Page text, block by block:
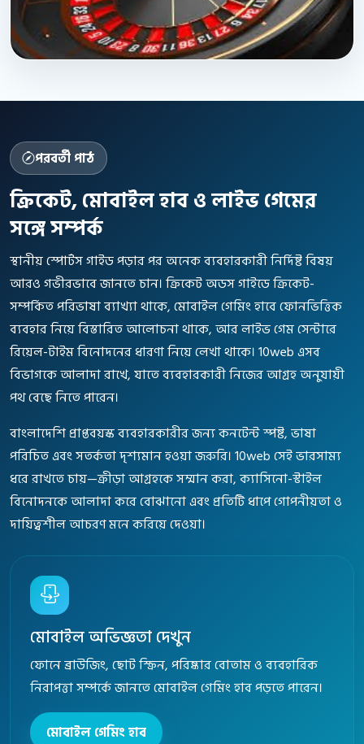
পরবর্তী পাঠ
ক্রিকেট, মোবাইল হাব ও লাইভ গেমের
সঙ্গে সম্পর্ক
স্থানীয় স্পোর্টস গাইড পড়ার পর অনেক ব্যবহারকারী নির্দিষ্ট বিষয়
আরও গভীরভাবে জানতে চান। ক্রিকেট অডস গাইডে ক্রিকেট-
সম্পর্কিত পরিভাষা ব্যাখ্যা থাকে, মোবাইল গেমিং হাবে ফোনভিত্তিক
ব্যবহার নিয়ে বিস্তারিত আলোচনা থাকে, আর লাইভ গেম সেন্টারে
রিয়েল-টাইম বিনোদনের ধারণা নিয়ে লেখা থাকে। 10web এসব
বিভাগকে আলাদা রাখে, যাতে ব্যবহারকারী নিজের আগ্রহ অনুযায়ী
পথ বেছে নিতে পারেন।
বাংলাদেশি প্রাপ্তবয়স্ক ব্যবহারকারীর জন্য কনটেন্ট স্পষ্ট, ভাষা
পরিচিত এবং সতর্কতা দৃশ্যমান হওয়া জরুরি। 10web সেই ভারসাম্য
ধরে রাখতে চায়—ক্রীড়া আগ্রহকে সম্মান করা, ক্যাসিনো-স্টাইল
বিনোদনকে আলাদা করে বোঝানো এবং প্রতিটি ধাপে গোপনীয়তা ও
দায়িত্বশীল আচরণ মনে করিয়ে দেওয়া।
মোবাইল অভিজ্ঞতা দেখুন
ফোনে ব্রাউজিং, ছোট স্ক্রিন, পরিষ্কার বোতাম ও ব্যবহারিক
নিরাপত্তা সম্পর্কে জানতে মোবাইল গেমিং হাব পড়তে পারেন।
মোবাইল গেমিং হাব